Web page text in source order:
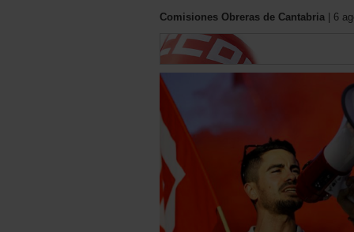
Comisiones Obreras de Cantabria | 6